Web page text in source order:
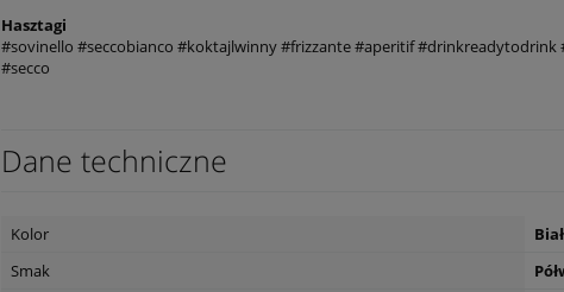
Hasztagi
#sovinello #seccobianco #koktajlwinny #frizzante #aperitif
#secco
Dane techniczne
Kolor
Smak